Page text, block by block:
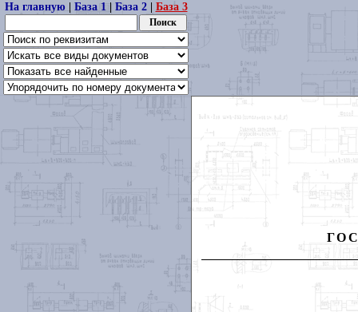
На главную| База 1| База 2| База 3